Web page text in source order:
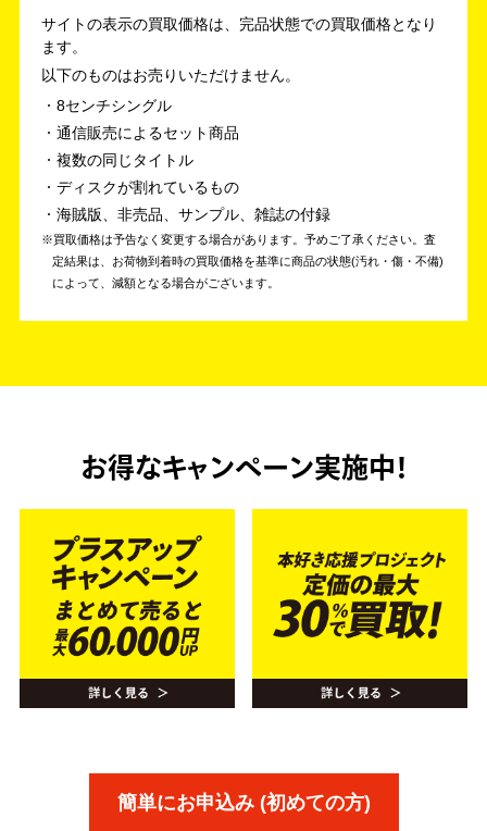
サイトの表示の買取価格は、完品状態での買取価格となり
ます。
以下のものはお売りいただけません。
8センチシングル
通信販売によるセット商品
複数の同じタイトル
ディスクが割れているもの
海賊版、非売品、サンプル、雑誌の付録
買取価格は予告なく変更する場合があります。予めご了承ください。 査
定結果は、お荷物到着時の買取価格を基準に商品の状態(汚れ・傷・不備)
によって、減額となる場合がございます。
お得なキャンペーン実施中！
簡単にお申込み (初めての方)